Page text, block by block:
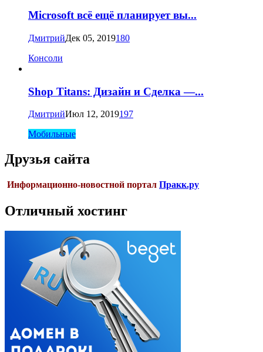
Microsoft всё ещё планирует вы...
ДмитрийДек 05, 2019180
Консоли
Shop Titans: Дизайн и Сделка —...
ДмитрийИюл 12, 2019197
Мобильные
Друзья сайта
Информационно-новостной портал Пракк.ру
Отличный хостинг